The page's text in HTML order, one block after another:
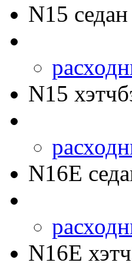
N15
N15
N16E
N16E